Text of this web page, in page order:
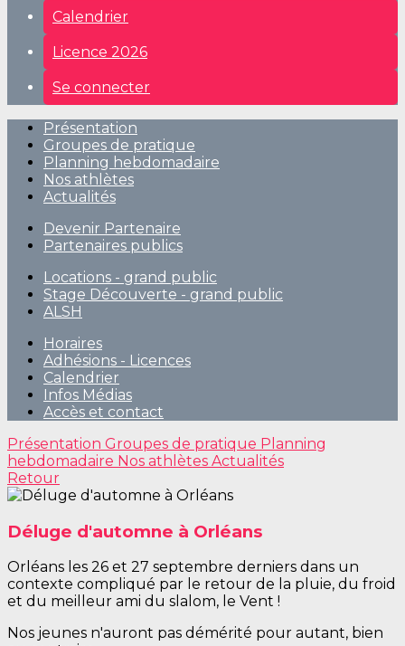
Calendrier
Licence 2026
Se connecter
Présentation
Groupes de pratique
Planning hebdomadaire
Nos athlètes
Actualités
Devenir Partenaire
Partenaires publics
Locations - grand public
Stage Découverte - grand public
ALSH
Horaires
Adhésions - Licences
Calendrier
Infos Médias
Accès et contact
Présentation Groupes de pratique Planning
hebdomadaire Nos athlètes Actualités
Retour
Déluge d'automne à Orléans
Orléans les 26 et 27 septembre derniers dans un
contexte compliqué par le retour de la pluie, du froid
et du meilleur ami du slalom, le Vent !
Nos jeunes n'auront pas démérité pour autant, bien